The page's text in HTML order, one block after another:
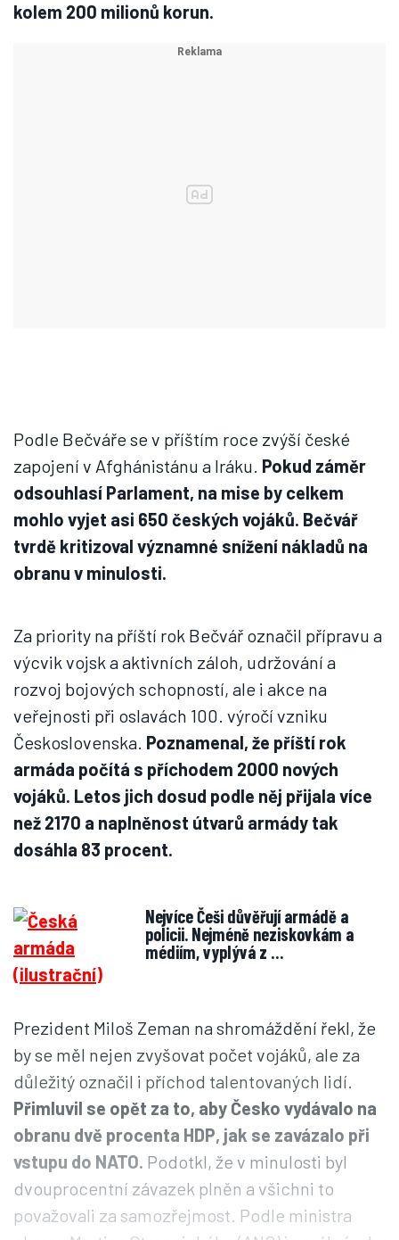
kolem 200 milionů korun.
Podle Bečváře se v příštím roce zvýší české
zapojení v Afghánistánu a Iráku. Pokud záměr
odsouhlasí Parlament, na mise by celkem
mohlo vyjet asi 650 českých vojáků. Bečvář
tvrdě kritizoval významné snížení nákladů na
obranu v minulosti.
Za priority na příští rok Bečvář označil přípravu a
výcvik vojsk a aktivních záloh, udržování a
rozvoj bojových schopností, ale i akce na
veřejnosti při oslavách 100. výročí vzniku
Československa. Poznamenal, že příští rok
armáda počítá s příchodem 2000 nových
vojáků. Letos jich dosud podle něj přijala více
než 2170 a naplněnost útvarů armády tak
dosáhla 83 procent.
Nejvíce Češi důvěřují armádě a
policii. Nejméně neziskovkám a
médiím, vyplývá z …
Prezident Miloš Zeman na shromáždění řekl, že
by se měl nejen zvyšovat počet vojáků, ale za
důležitý označil i příchod talentovaných lidí.
Přimluvil se opět za to, aby Česko vydávalo na
obranu dvě procenta HDP, jak se zavázalo při
vstupu do NATO. Podotkl, že v minulosti byl
dvouprocentní závazek plněn a všichni to
považovali za samozřejmost. Podle ministra